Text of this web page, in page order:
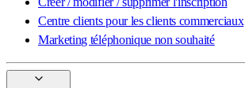
Centre clients pour les clients commerciaux
Marketing téléphonique non souhaité